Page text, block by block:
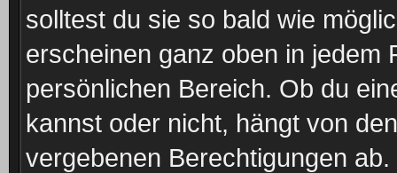
solltest du sie so bald wie
erscheinen ganz oben in jedem
persönlichen Bereich. Ob du
kannst oder nicht, hängt von
vergebenen Berechtigungen ab.